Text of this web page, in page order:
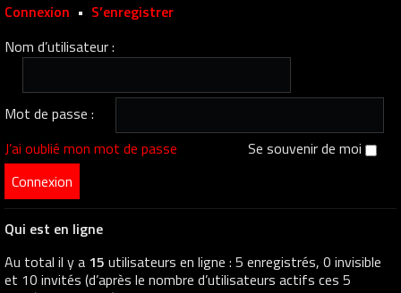
Connexion • S’enregistrer
Nom d’utilisateur :
Mot de passe :
J’ai oublié mon mot de passe
Se souvenir de moi
Qui est en ligne
Au total il y a 15 utilisateurs en ligne : 5 enregistrés, 0 invisible
et 10 invités (d’après le nombre d’utilisateurs actifs ces 5